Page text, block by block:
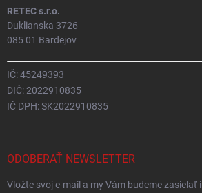
RETEC s.r.o.
Duklianska 3726
085 01 Bardejov
IČ: 45249393
DIČ: 2022910835
IČ DPH: SK2022910835
ODOBERAŤ NEWSLETTER
Vložte svoj e-mail a my Vám budeme zasielať